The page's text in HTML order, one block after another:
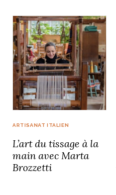
ARTISANAT ITALIEN
L’art du tissage à la
main avec Marta
Brozzetti